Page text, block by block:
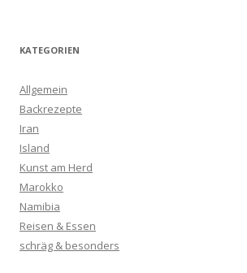
KATEGORIEN
Allgemein
Backrezepte
Iran
Island
Kunst am Herd
Marokko
Namibia
Reisen & Essen
schräg & besonders